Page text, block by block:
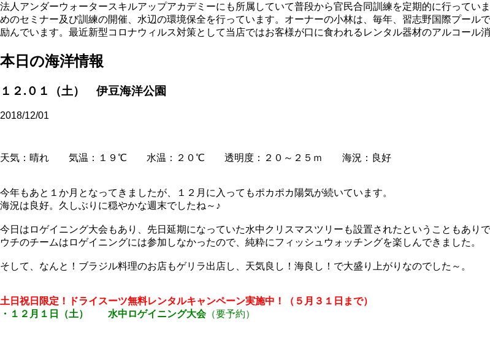
法人アンダーウォータースキルアップアカデミーにも所属していて普段から官民合同訓練を定期的に行って
めのセミナー及び訓練の開催、水辺の環境保全を行っています。オーナーの小林は、毎年、習志野国際プー
励んでいます。最近新型コロナウィルス対策として当店ではお客様が口に食われるレンタル器材のアルコール
本日の海洋情報
１２.０１（土） 伊豆海洋公園
2018/12/01
天気：晴れ 気温：１９℃ 水温：２０℃ 透明度：２０～２５ｍ 海況：良好
今年もあと１か月となってきましたが、１２月に入ってもポカポカ陽気が続いています。
海況は良好。久しぶりに穏やかな週末でしたね～♪
今日はロゲイニング大会もあり、先日延期になっていた水中クリスマスツリーも設置されたということもあり
ウチのチームはロゲイニングには参加しなかったので、純粋にフィッシュウォッチングを楽しんできました。
そして、なんと！ブラジル料理のお店もゲリラ出店し、天気良し！海良し！で大盛り上がりなのでした～。
土日祝日限定！ドライスーツ無料レンタルキャンペーン実施中！（５月３１日まで）
・１２月１日（土） 水中ロゲイニング大会（要予約）